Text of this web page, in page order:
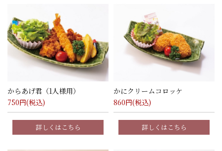
からあげ君（1人様用）
750円(税込)
詳しくはこちら
かにクリームコロッケ
860円(税込)
詳しくはこちら